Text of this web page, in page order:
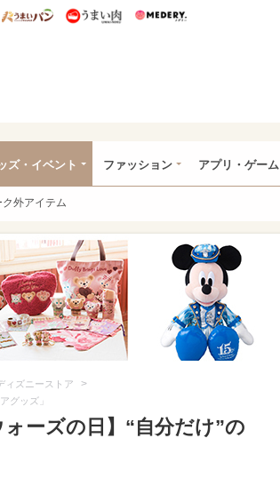
ー特集
うまいめし うまいパン うまい肉
ズ・イベント ファッション アプリ・ゲーム
ク外アイテム
ィズニーストア >
グッズ」
ーズの日】“自分だけ”の